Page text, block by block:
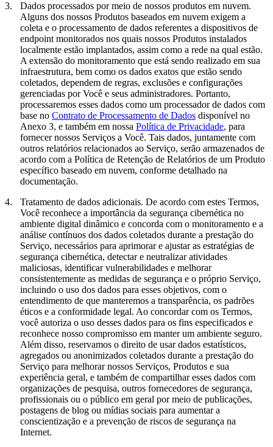
3.
Dados processados por meio de nossos produtos em nuvem.
Alguns dos nossos Produtos baseados em nuvem exigem a
coleta e o processamento de dados referentes a dispositivos de
endpoint monitorados nos quais nossos Produtos instalados
localmente estão implantados, assim como a rede na qual estão.
A extensão do monitoramento que está sendo realizado em sua
infraestrutura, bem como os dados exatos que estão sendo
coletados, dependem de regras, exclusões e configurações
gerenciadas por Você e seus administradores. Portanto,
processaremos esses dados como um processador de dados com
base no Contrato de Processamento de Dados disponível no
Anexo 3, e também em nossa Política de Privacidade, para
fornecer nossos Serviços a Você. Tais dados, juntamente com
outros relatórios relacionados ao Serviço, serão armazenados de
acordo com a Política de Retenção de Relatórios de um Produto
específico baseado em nuvem, conforme detalhado na
documentação.
4.
Tratamento de dados adicionais. De acordo com estes Termos,
Você reconhece a importância da segurança cibernética no
ambiente digital dinâmico e concorda com o monitoramento e a
análise contínuos dos dados coletados durante a prestação do
Serviço, necessários para aprimorar e ajustar as estratégias de
segurança cibernética, detectar e neutralizar atividades
maliciosas, identificar vulnerabilidades e melhorar
consistentemente as medidas de segurança e o próprio Serviço,
incluindo o uso dos dados para esses objetivos, com o
entendimento de que manteremos a transparência, os padrões
éticos e a conformidade legal. Ao concordar com os Termos,
você autoriza o uso desses dados para os fins especificados e
reconhece nosso compromisso em manter um ambiente seguro.
Além disso, reservamos o direito de usar dados estatísticos,
agregados ou anonimizados coletados durante a prestação do
Serviço para melhorar nossos Serviços, Produtos e sua
experiência geral, e também de compartilhar esses dados com
organizações de pesquisa, outros fornecedores de segurança,
profissionais ou o público em geral por meio de publicações,
postagens de blog ou mídias sociais para aumentar a
conscientização e a prevenção de riscos de segurança na
Internet.